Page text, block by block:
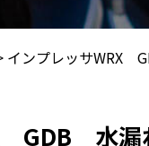
インプレッサWRX
GDB 水